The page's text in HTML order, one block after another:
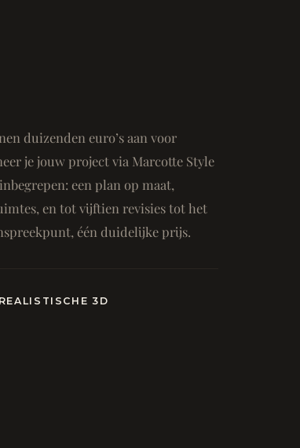
duizenden euro’s aan voor
je jouw project via Marcotte Style
een plan op maat,
en tot vijftien revisies tot het
één duidelijke prijs.
3D